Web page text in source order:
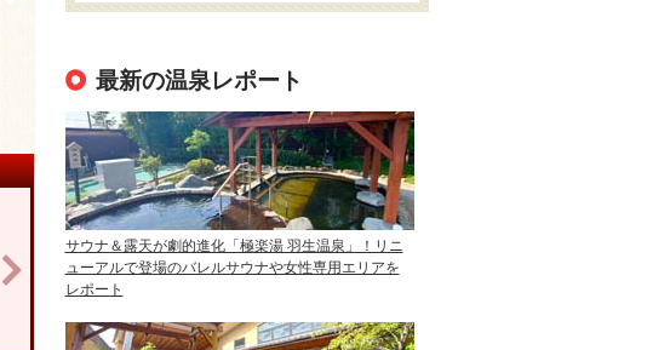
最新の温泉レポート
サウナ＆露天が劇的進化「極楽湯 羽生温泉」！リニ
ューアルで登場のバレルサウナや女性専用エリアを
レポート